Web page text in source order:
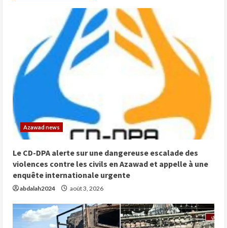
Azawad news
Le CD-DPA alerte sur une dangereuse escalade des
violences contre les civils en Azawad et appelle à une
enquête internationale urgente
abdalah2024 août 3, 2026